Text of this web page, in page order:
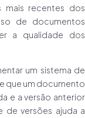
mais recentes dos
de documentos
a qualidade dos
um sistema de
que um documento
e a versão anterior
de versões ajuda a